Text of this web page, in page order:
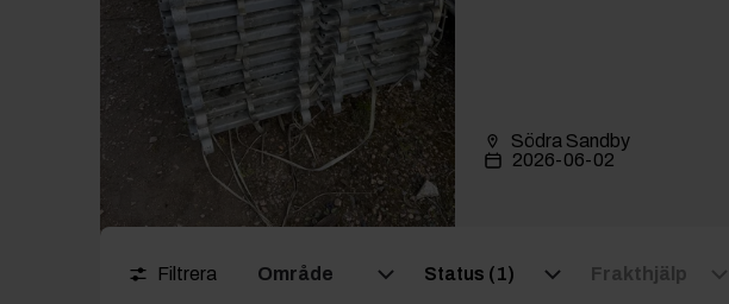
Södra Sandby
2026-06-02
Filtrera Område Status (1) Frakthjälp